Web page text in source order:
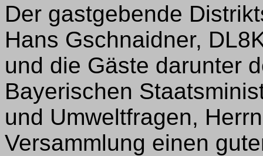
Der gastgebende
Hans Gschnaidner,
und die Gäste darunter
Bayerischen
und Umweltfragen,
Versammlung einen